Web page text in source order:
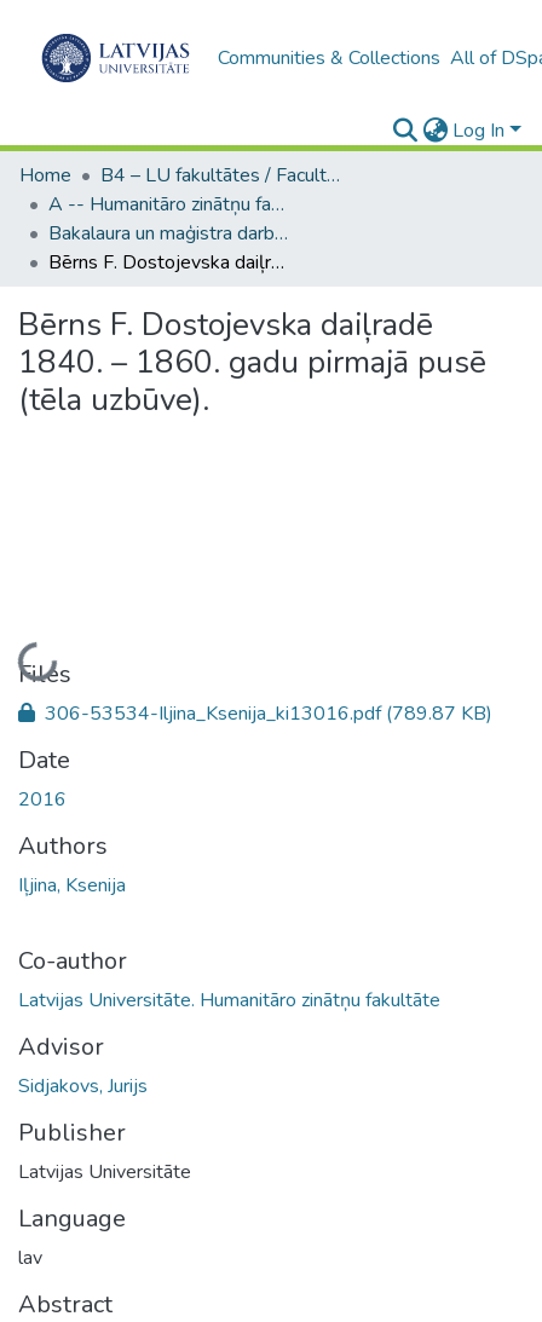
Communities & Collections All of
Log In
Home
B4 – LU fakultātes / Faculties of the UL
A -- Humanitāro zinātņu fakultāte / Faculty of Humanities
Bakalaura un maģistra darbi (HZF) / Bachelor's and Master's theses
Bērns F. Dostojevska daiļradē 1840. – 1860. gadu pirmajā pusē (tēla uzbūve).
Bērns F. Dostojevska daiļradē
1840. – 1860. gadu pirmajā pusē
(tēla uzbūve).
Loading...
Files
306-53534-Iljina_Ksenija_ki13016.pdf(789.87 KB)
Date
2016
Authors
Iļjina, Ksenija
Co-author
Latvijas Universitāte. Humanitāro zinātņu fakultāte
Advisor
Sidjakovs, Jurijs
Publisher
Latvijas Universitāte
Language
lav
Abstract